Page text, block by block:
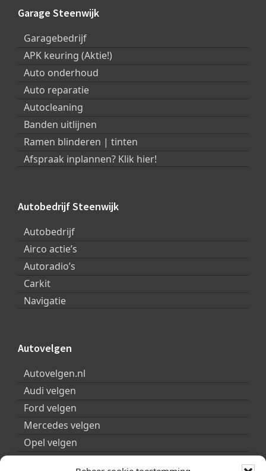
Garage Steenwijk
Garagebedrijf
APK keuring (Aktie!)
Auto onderhoud
Auto reparatie
Autocleaning
Banden uitlijnen
Ramen blinderen | tinten
Afspraak inplannen? Klik hier!
Autobedrijf Steenwijk
Autobedrijf
Airco actie’s
Autoradio’s
Carkit
Navigatie
Autovelgen
Autovelgen.nl
Audi velgen
Ford velgen
Mercedes velgen
Opel velgen
Peugeot velgen